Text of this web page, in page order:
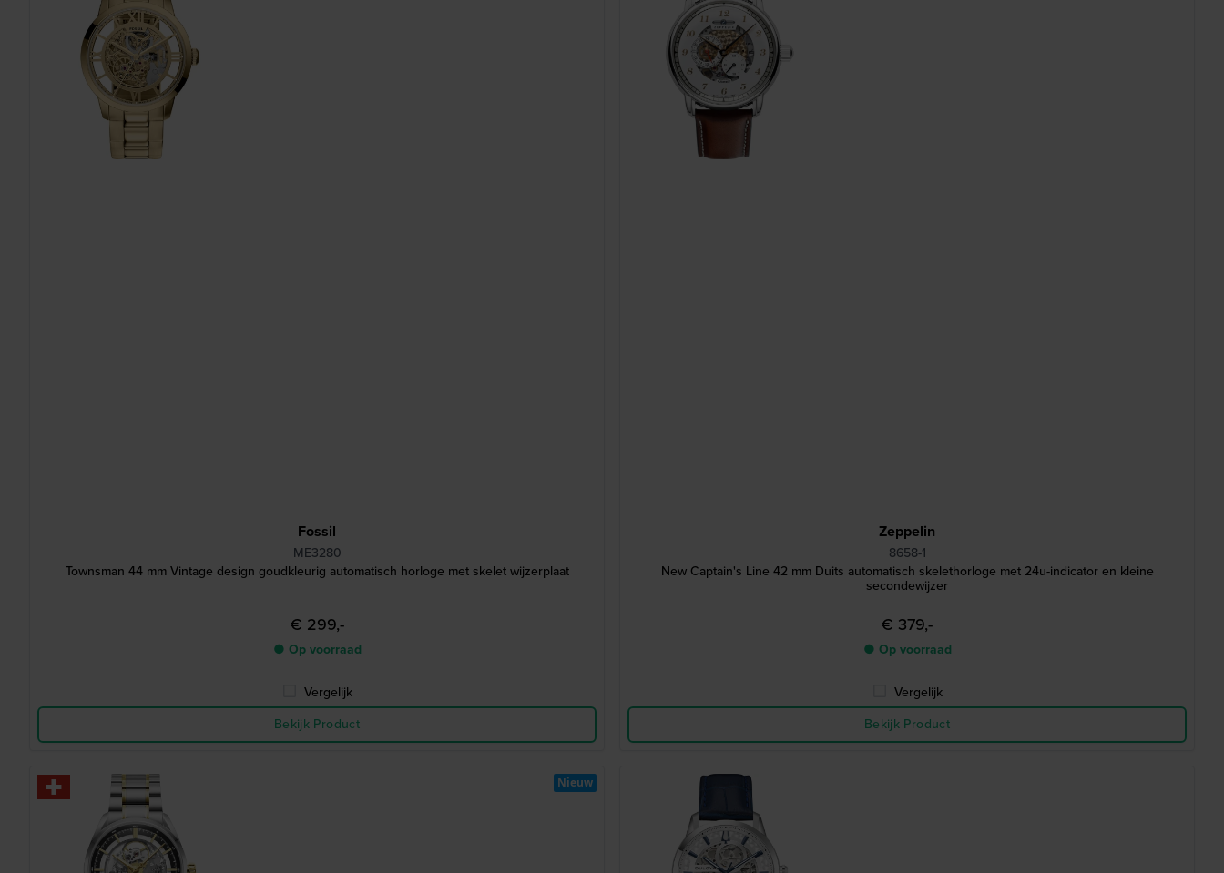
Fossil
ME3280
Townsman 44 mm Vintage design goudkleurig automatisch horloge met skelet wijzerplaat
€ 299,-
● Op voorraad
Vergelijk
Bekijk Product
Zeppelin
8658-1
New Captain's Line 42 mm Duits automatisch skelethorloge met 24u-indicator en kleine
secondewijzer
€ 379,-
● Op voorraad
Vergelijk
Bekijk Product
Nieuw